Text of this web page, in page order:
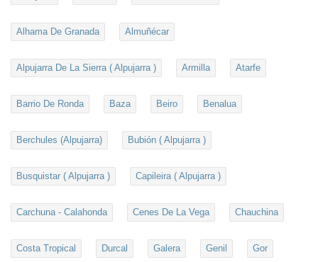
Alhama De Granada Almuñécar
Alpujarra De La Sierra ( Alpujarra ) Armilla Atarfe
Barrio De Ronda Baza Beiro Benalua
Berchules (Alpujarra) Bubión ( Alpujarra )
Busquistar ( Alpujarra ) Capileira ( Alpujarra )
Carchuna - Calahonda Cenes De La Vega Chauchina
Costa Tropical Durcal Galera Genil Gor